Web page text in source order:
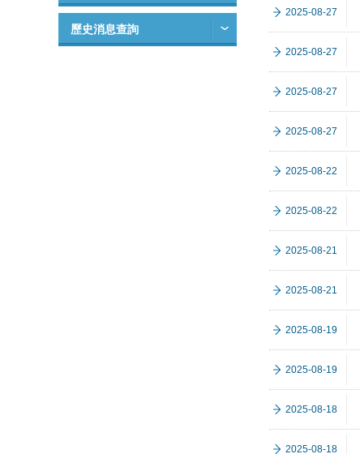
歷史消息查詢
2025-08-27
2025-08-27
2025-08-27
2025-08-27
2025-08-22
2025-08-22
2025-08-21
2025-08-21
2025-08-19
2025-08-19
2025-08-18
2025-08-18